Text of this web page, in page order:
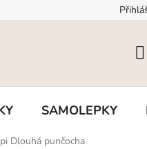
SAMOLEPKY
Dlouhá punčocha